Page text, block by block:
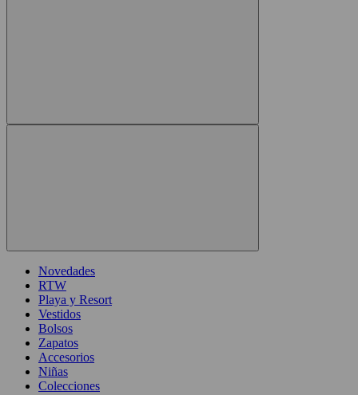
Novedades
RTW
Playa y Resort
Vestidos
Bolsos
Zapatos
Accesorios
Niñas
Colecciones